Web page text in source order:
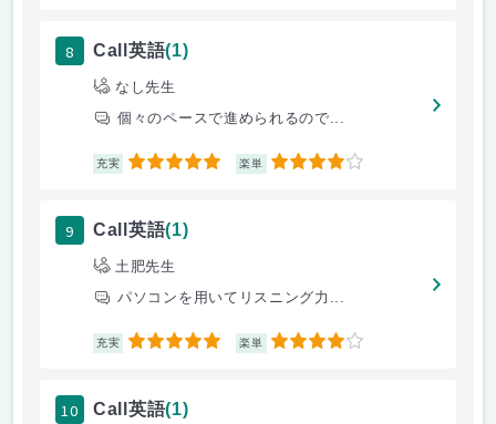
8 Call英語(1)
なし先生
個々のペースで進められるので...
充実 5 楽単 4
9 Call英語(1)
土肥先生
パソコンを用いてリスニング力...
充実 5 楽単 4
10 Call英語(1)